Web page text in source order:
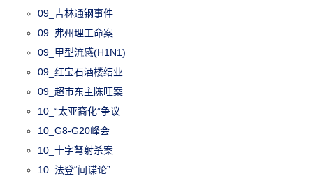
09_吉林通钢事件
09_弗州理工命案
09_甲型流感(H1N1)
09_红宝石酒楼结业
09_超市东主陈旺案
10_“太亚裔化”争议
10_G8-G20峰会
10_十字弩射杀案
10_法登“间谍论”